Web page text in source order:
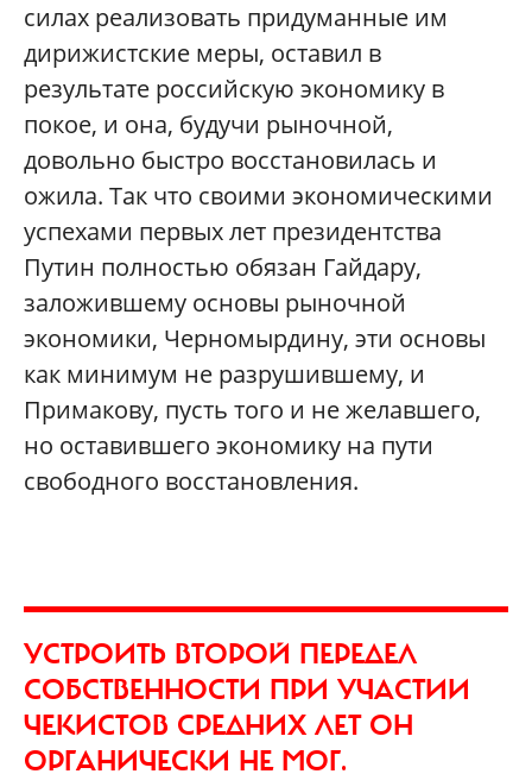
силах реализовать придуманные им
дирижистские меры, оставил в
результате российскую экономику в
покое, и она, будучи рыночной,
довольно быстро восстановилась и
ожила. Так что своими экономическими
успехами первых лет президентства
Путин полностью обязан Гайдару,
заложившему основы рыночной
экономики, Черномырдину, эти основы
как минимум не разрушившему, и
Примакову, пусть того и не желавшего,
но оставившего экономику на пути
свободного восстановления.
УСТРОИТЬ ВТОРОЙ ПЕРЕДЕЛ
СОБСТВЕННОСТИ ПРИ УЧАСТИИ
ЧЕКИСТОВ СРЕДНИХ ЛЕТ ОН
ОРГАНИЧЕСКИ НЕ МОГ.